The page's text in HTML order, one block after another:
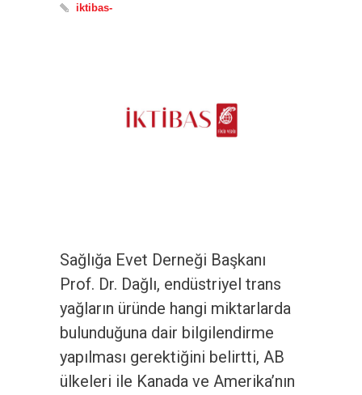
iktibas-
Sağlığa Evet Derneği Başkanı
Prof. Dr. Dağlı, endüstriyel trans
yağların üründe hangi miktarlarda
bulunduğuna dair bilgilendirme
yapılması gerektiğini belirtti, AB
ülkeleri ile Kanada ve Amerika’nın